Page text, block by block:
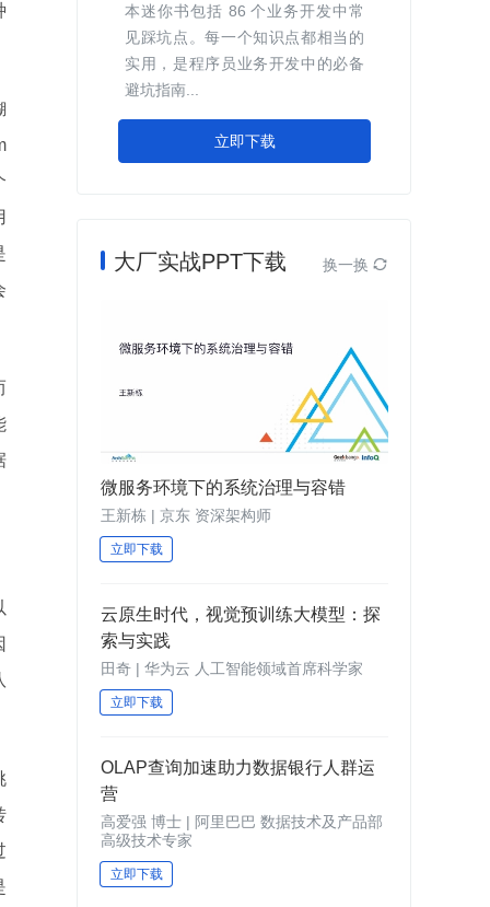
本迷你书包括 86 个业务开发中常
见踩坑点。每一个知识点都相当的
实用，是程序员业务开发中的必备
避坑指南...
立即下载
大厂实战PPT下载 换一换 
微服务环境下的系统治理与容错
王新栋 | 京东 资深架构师
立即下载
云原生时代，视觉预训练大模型：探
索与实践
田奇 | 华为云 人工智能领域首席科学家
立即下载
OLAP查询加速助力数据银行人群运
营
高爱强 博士 | 阿里巴巴 数据技术及产品部
高级技术专家
立即下载